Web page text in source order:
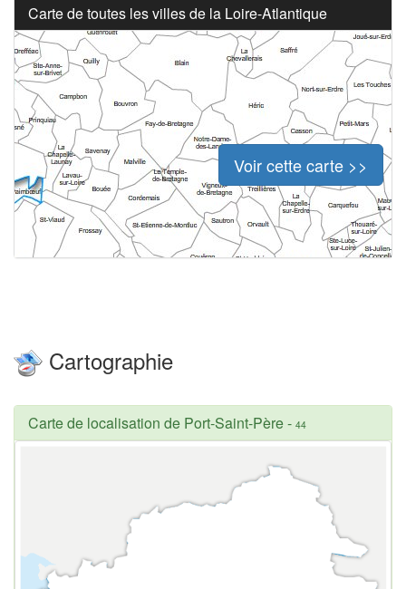
Carte de toutes les villes de la Loire-Atlantique
Voir cette carte >>
Cartographie
Carte de localisation de Port-Saint-Père- 44